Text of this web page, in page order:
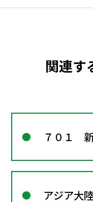
関連す
７０１
アジア大